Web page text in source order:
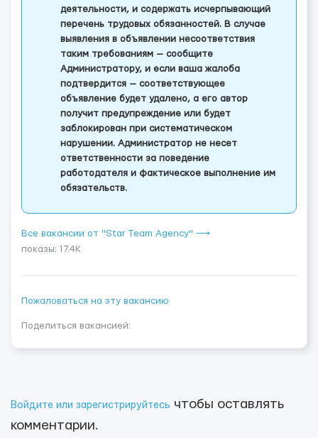
деятельности, и содержать исчерпывающий
перечень трудовых обязанностей. В случае
выявления в объявлении несоответствия
таким требованиям — сообщите
Администратору, и если ваша жалоба
подтвердится — соответствующее
объявление будет удалено, а его автор
получит предупреждение или будет
заблокирован при систематическом
нарушении. Администратор не несет
ответственности за поведение
работодателя и фактическое выполнение им
обязательств.
Все вакансии от "Star Team Agency" ⟶
показы: 17.4K
Пожаловаться на эту вакансию
Поделиться вакансией:
Войдите или зарегистрируйтесь чтобы оставлять
комментарии.